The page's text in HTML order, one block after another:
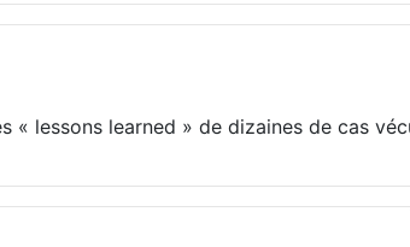
« lessons learned » de dizaines de cas